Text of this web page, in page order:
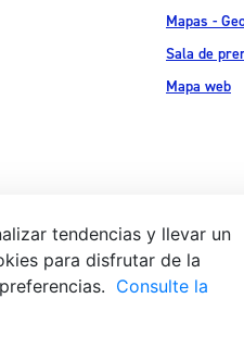
Mapas -
Sala de
Mapa web
Aviso
tendencias y llevar un
para disfrutar de la
Consulte la